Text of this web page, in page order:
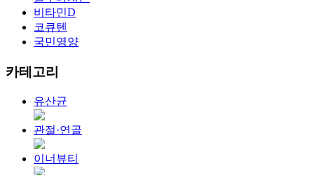
비타민D
코큐텐
국민영양
카테고리
유산균
관절·연골
이너뷰티